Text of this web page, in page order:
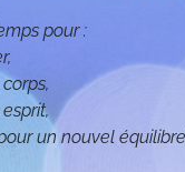
pour :
un nouvel